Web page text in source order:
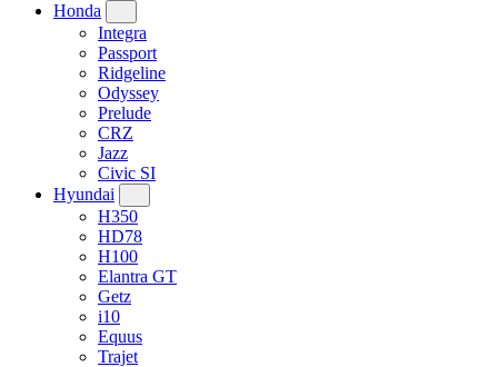
Honda
Integra
Passport
Ridgeline
Odyssey
Prelude
CRZ
Jazz
Civic SI
Hyundai
H350
HD78
H100
Elantra GT
Getz
i10
Equus
Trajet